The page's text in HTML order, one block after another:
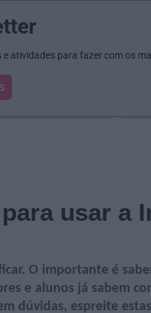
usar a
O importante é
e alunos já sabem
dúvidas, espreite
atividades para fazer com os